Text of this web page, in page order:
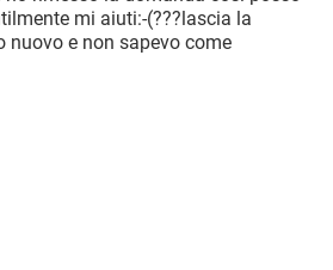
mi aiuti:-(???lascia la
nuovo e non sapevo come